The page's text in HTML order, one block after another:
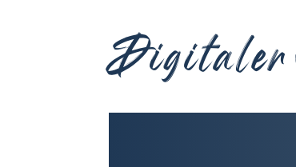
Digitaler